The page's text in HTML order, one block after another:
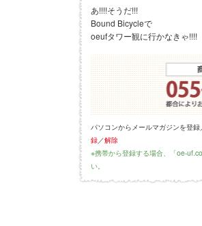
あ!!!!そうだ!!!
Bound Bicycleで
oeufタワー観に行かなきゃ!!!!
パソコンからメールマガジンを登
録／解除
※携帯から登録する場合、「oe-
い。